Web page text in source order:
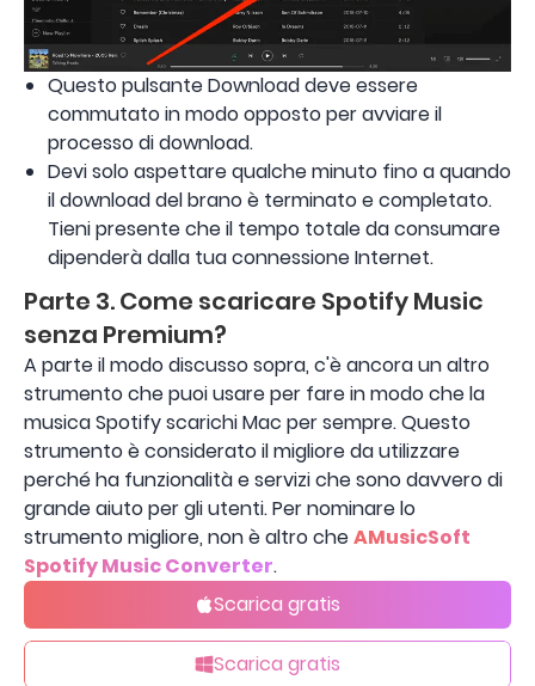
Questo pulsante Download deve essere
commutato in modo opposto per avviare il
processo di download.
Devi solo aspettare qualche minuto fino a quando
il download del brano è terminato e completato.
Tieni presente che il tempo totale da consumare
dipenderà dalla tua connessione Internet.
Parte 3. Come scaricare Spotify Music
senza Premium?
A parte il modo discusso sopra, c'è ancora un altro
strumento che puoi usare per fare in modo che la
musica Spotify scarichi Mac per sempre. Questo
strumento è considerato il migliore da utilizzare
perché ha funzionalità e servizi che sono davvero di
grande aiuto per gli utenti. Per nominare lo
strumento migliore, non è altro cheAMusicSoft
Spotify Music Converter.
Scarica gratis
Scarica gratis